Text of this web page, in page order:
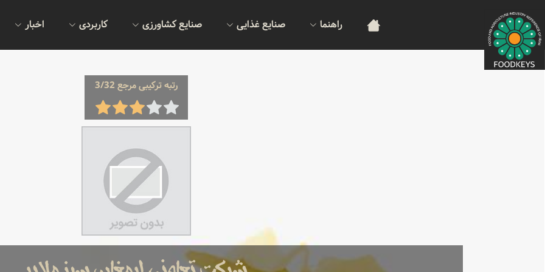
راهنما صنایع غذایی صنایع کشاورزی کاربردی اخبار
رتبه ترکیبی مرجع 3/32